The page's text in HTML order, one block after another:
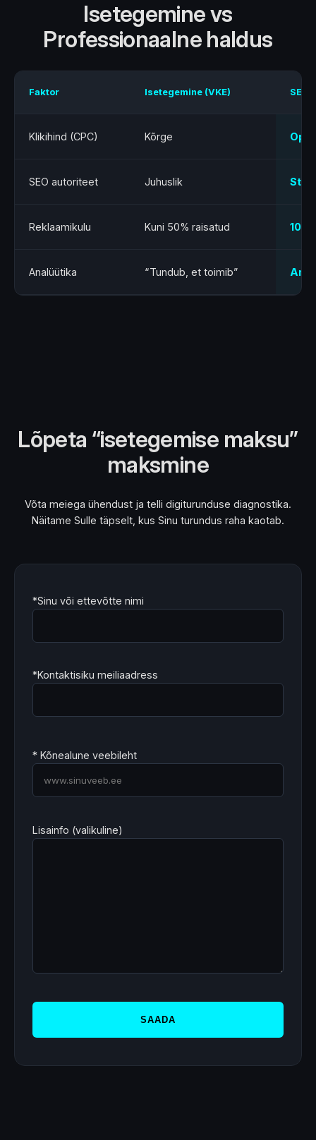
Isetegemine vs
Professionaalne haldus
Faktor Isetegemine (VKE)
Klikihind (CPC) Kõrge
SEO autoriteet Juhuslik
Reklaamikulu Kuni 50% raisatud
Analüütika “Tundub, et toimib”
Lõpeta “isetegemise maksu”
maksmine
Võta meiega ühendust ja telli digiturunduse diagnostika.
Näitame Sulle täpselt, kus Sinu turundus raha kaotab.
*Sinu või ettevõtte nimi
*Kontaktisiku meiliaadress
* Kõnealune veebileht
Lisainfo (valikuline)